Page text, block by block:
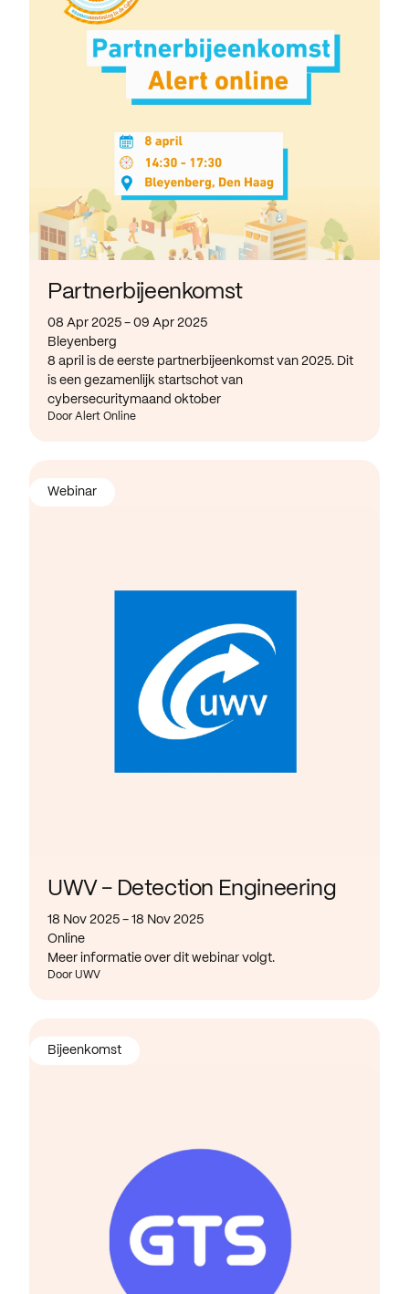
Partnerbijeenkomst
08 Apr 2025 - 09 Apr 2025
Bleyenberg
8 april is de eerste partnerbijeenkomst van 2025. Dit
is een gezamenlijk startschot van
cybersecuritymaand oktober
Door Alert Online
UWV - Detection Engineering
18 Nov 2025 - 18 Nov 2025
Online
Meer informatie over dit webinar volgt.
Door UWV
Webinar
Bijeenkomst